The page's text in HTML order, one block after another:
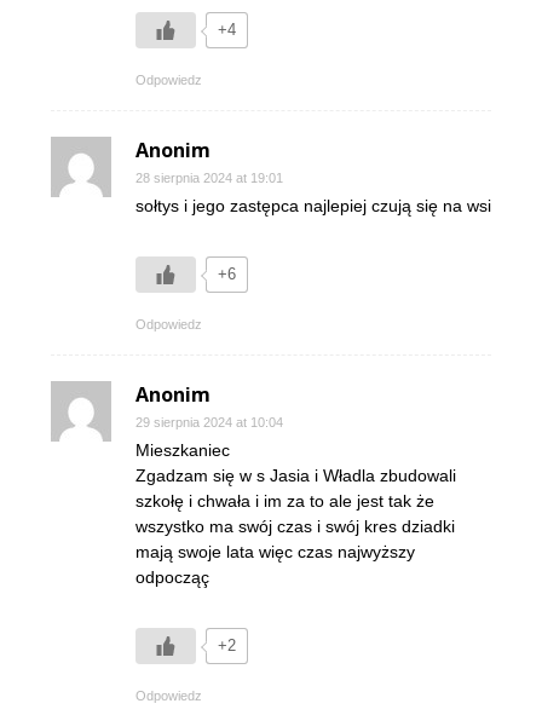
+4
Odpowiedz
Anonim
28 sierpnia 2024 at 19:01
sołtys i jego zastępca najlepiej czują się na wsi
+6
Odpowiedz
Anonim
29 sierpnia 2024 at 10:04
Mieszkaniec
Zgadzam się w s Jasia i Władla zbudowali
szkołę i chwała i im za to ale jest tak że
wszystko ma swój czas i swój kres dziadki
mają swoje lata więc czas najwyższy
odpocząç
+2
Odpowiedz